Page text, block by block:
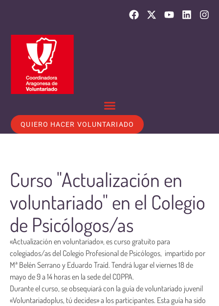
QUIERO HACER VOLUNTARIADO
Curso "Actualización en
voluntariado" en el Colegio
de Psicólogos/as
«Actualización en voluntariado», es curso gratuito para
colegiados/as del Colegio Profesional de Psicólogos, impartido por
Mª Belén Serrano y Eduardo Traíd. Tendrá lugar el viernes 18 de
mayo de 9 a 14 horas en la sede del COPPA.
Durante el curso, se obsequiará con la guía de voluntariado juvenil
«Voluntariadoplus, tú decides» a los participantes. Esta guía ha sido